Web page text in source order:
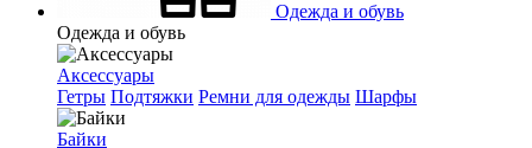
Одежда и обувь
Одежда и обувь
Аксессуары
Гетры Подтяжки Ремни для одежды Шарфы
Байки